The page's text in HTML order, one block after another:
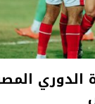
الدوري